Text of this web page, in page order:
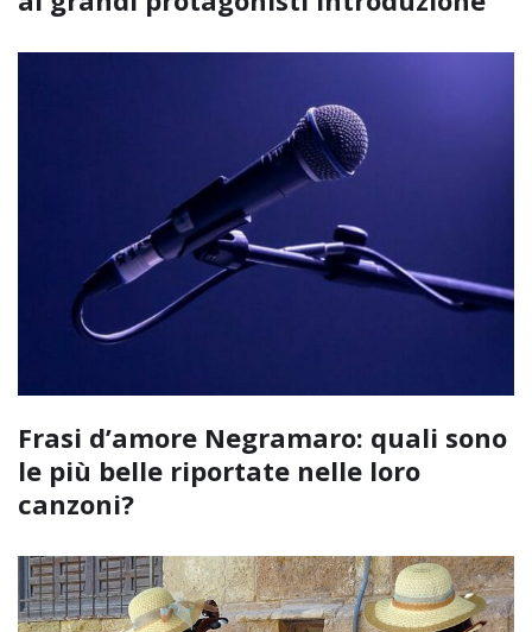
Frasi d’amore Negramaro: quali sono
le più belle riportate nelle loro
canzoni?